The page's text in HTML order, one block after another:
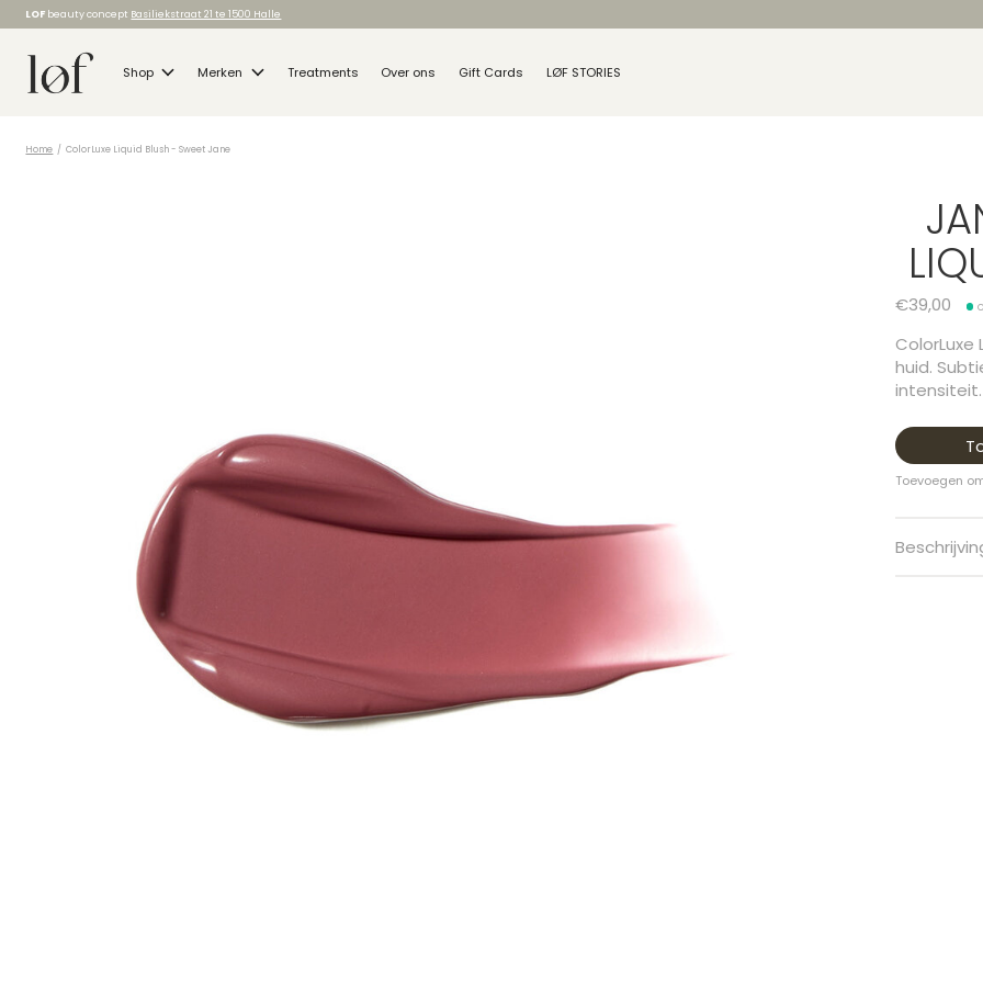
LOF beauty concept Basiliekstraat 21 te 1500 Halle
Shop Merken Treatments Over ons Gift Cards LØF STORIES
Home / ColorLuxe Liquid Blush - Sweet Jane
€39,00
huid.
intensiteit.
Toevoegen